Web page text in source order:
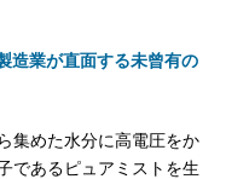
業が直面する未曾有の
集めた水分に高電圧をか
であるピュアミストを生